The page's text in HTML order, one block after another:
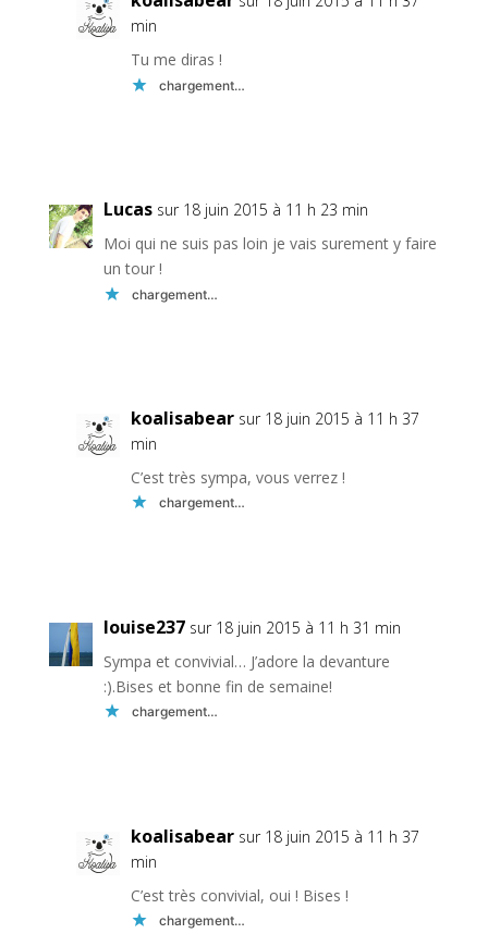
min
Tu me diras !
chargement…
Lucas sur 18 juin 2015 à 11 h 23 min
Moi qui ne suis pas loin je vais surement y faire
un tour !
chargement…
koalisabear sur 18 juin 2015 à 11 h 37
min
C’est très sympa, vous verrez !
chargement…
louise237 sur 18 juin 2015 à 11 h 31 min
Sympa et convivial… J’adore la devanture
:).Bises et bonne fin de semaine!
chargement…
koalisabear sur 18 juin 2015 à 11 h 37
min
C’est très convivial, oui ! Bises !
chargement…